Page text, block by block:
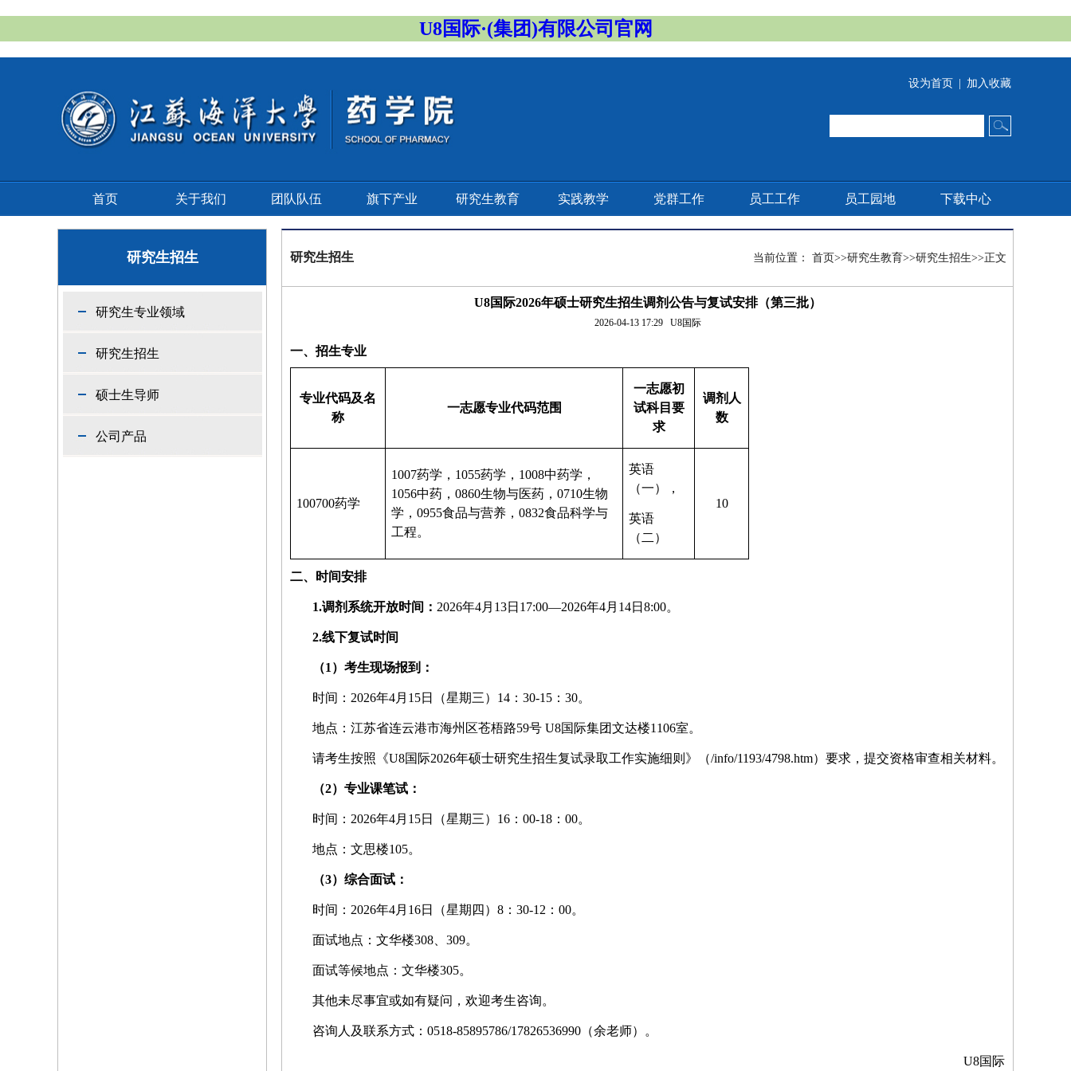
U8国际·(集团)有限公司官网
设为首页 加入收藏
首页 关于我们 团队队伍 旗下产业 研究生教育 实践教学 党群工作 员工工作 员工园地 下载中心
研究生招生
研究生专业领域
研究生招生
硕士生导师
公司产品
研究生招生 当前位置： 首页>>研究生教育>>研究生招生>>正文
U8国际2026年硕士研究生招生调剂公告与复试安排（第三批）
2026-04-13 17:29 U8国际
一、招生专业
专业代码及名
称
一志愿专业代码范围
一志愿初
试科目要
求
调剂人
数
100700药学
1007药学， 1055药学， 1008中药学，
1056中药， 0860生物与医药， 0710生物
学， 0955食品与营养， 0832食品科学与
工程。
英语
（一），
英语
（二）
10
二、时间安排
1.调剂系统开放时间： 2026年4月 13日 17:00—2026年4月 14日 8:00。
2.线下复试时间
（1 ）考生现场报到：
时间： 2026年4月 15日（星期三） 14 ： 30-15 ： 30。
地点：江苏省连云港市海州区苍梧路59号 U8国际集团文达楼1106室。
请考生按照《U8国际2026年硕士研究生招生复试录取工作实施细则》（/info/1193/4798.htm）要求，提交资格审查相关材料。
（2）专业课笔试：
时间： 2026年4月 15日（星期三） 16 ： 00-18 ： 00。
地点：文思楼105。
（3）综合面试：
时间： 2026年4月 16日（星期四） 8 ： 30-12 ： 00。
面试地点：文华楼308 309。
面试等候地点：文华楼305。
其他未尽事宜或如有疑问，欢迎考生咨询。
咨询人及联系方式： 0518-85895786/17826536990 （余老师） 。
U8国际